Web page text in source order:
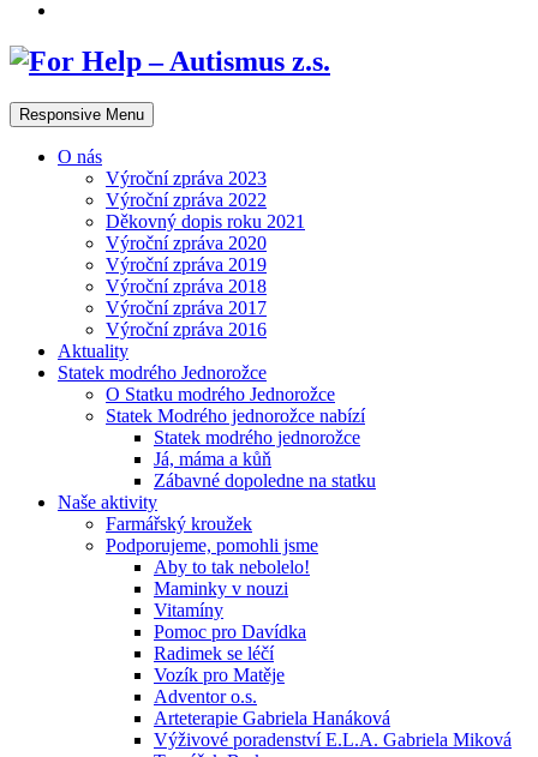
Responsive Menu
O nás
Výroční zpráva 2023
Výroční zpráva 2022
Děkovný dopis roku 2021
Výroční zpráva 2020
Výroční zpráva 2019
Výroční zpráva 2018
Výroční zpráva 2017
Výroční zpráva 2016
Aktuality
Statek modrého Jednorožce
O Statku modrého Jednorožce
Statek Modrého jednorožce nabízí
Statek modrého jednorožce
Já, máma a kůň
Zábavné dopoledne na statku
Naše aktivity
Farmářský kroužek
Podporujeme, pomohli jsme
Aby to tak nebolelo!
Maminky v nouzi
Vitamíny
Pomoc pro Davídka
Radimek se léčí
Vozík pro Matěje
Adventor o.s.
Arteterapie Gabriela Hanáková
Výživové poradenství E.L.A. Gabriela Miková